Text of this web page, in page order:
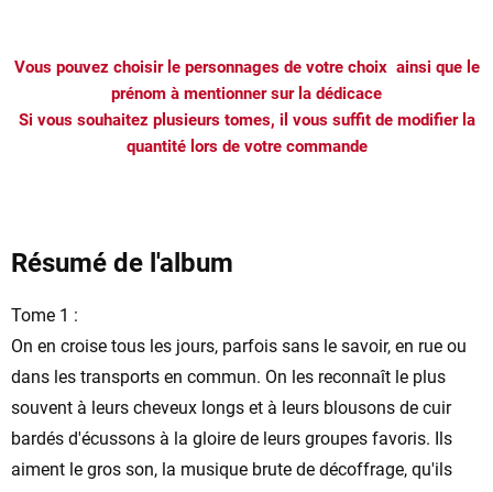
Vous pouvez choisir le personnages de votre choix ainsi que le
prénom à mentionner sur la dédicace
Si vous souhaitez plusieurs tomes, il vous suffit de modifier la
quantité lors de votre commande
Résumé de l'album
Tome 1 :
On en croise tous les jours, parfois sans le savoir, en rue ou
dans les transports en commun. On les reconnaît le plus
souvent à leurs cheveux longs et à leurs blousons de cuir
bardés d'écussons à la gloire de leurs groupes favoris. Ils
aiment le gros son, la musique brute de décoffrage, qu'ils